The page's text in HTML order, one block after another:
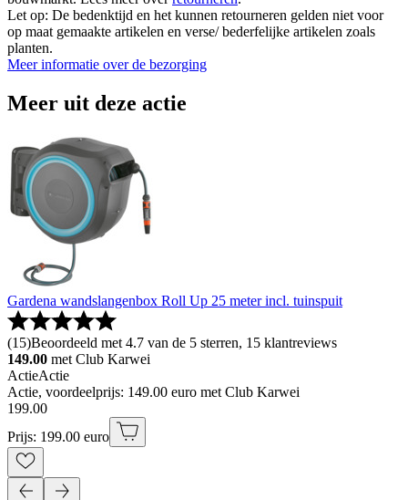
Let op: De bedenktijd en het kunnen retourneren gelden niet voor
op maat gemaakte artikelen en verse/ bederfelijke artikelen zoals
planten.
Meer informatie over de bezorging
Meer uit deze actie
Gardena wandslangenbox Roll Up 25 meter incl. tuinspuit
(15)Beoordeeld met 4.7 van de 5 sterren, 15 klantreviews
149.00 met Club Karwei
ActieActie
Actie, voordeelprijs: 149.00 euro met Club Karwei
199.00
Prijs: 199.00 euro